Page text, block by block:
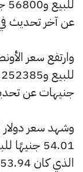
عن آخر تحديث في
جنيهات عن
الذي كان 53.94 جنيهًا للبيع و0 جنيهًا للشراء.